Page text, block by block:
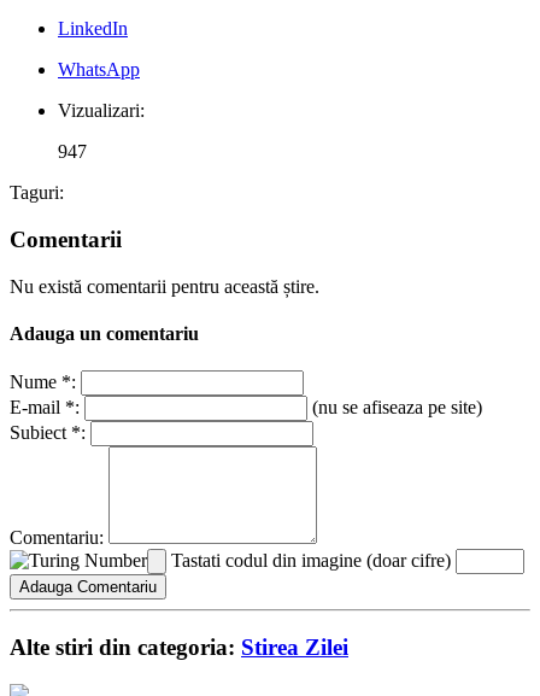
LinkedIn
WhatsApp
Vizualizari:
947
Taguri:
Comentarii
Nu există comentarii pentru această știre.
Adauga un comentariu
Nume *:
E-mail *:
(nu se afiseaza pe site)
Subiect *:
Comentariu:
Tastati codul din imagine (doar cifre)
Alte stiri din categoria: Stirea Zilei